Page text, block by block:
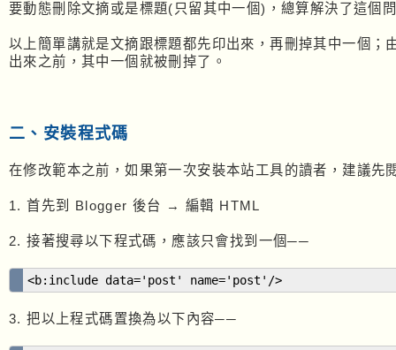
要動態刪除文摘或是標題(只留其中一個)，總算解決了這個
以上簡單講就是文摘跟標題都先印出來，再刪掉其中一個；
出來之前，其中一個就被刪掉了。
二、安裝程式碼
在修改範本之前，如果第一次安裝本站工具的讀者，建議先
1. 首先到 Blogger 後台 → 編輯 HTML
2. 接著搜尋以下程式碼，應該只會找到一個──
<b:include data='post' name='post'/>
3. 把以上程式碼置換為以下內容──